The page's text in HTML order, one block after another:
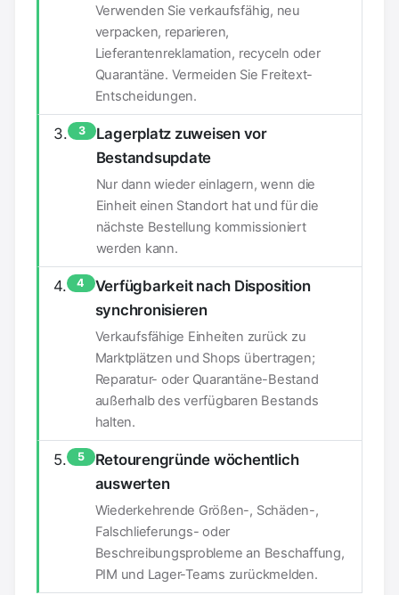
Verwenden Sie verkaufsfähig, neu
verpacken, reparieren,
Lieferantenreklamation, recyceln oder
Quarantäne. Vermeiden Sie Freitext-
Entscheidungen.
3
Lagerplatz zuweisen vor
Bestandsupdate
Nur dann wieder einlagern, wenn die
Einheit einen Standort hat und für die
nächste Bestellung kommissioniert
werden kann.
4
Verfügbarkeit nach Disposition
synchronisieren
Verkaufsfähige Einheiten zurück zu
Marktplätzen und Shops übertragen;
Reparatur- oder Quarantäne-Bestand
außerhalb des verfügbaren Bestands
halten.
5
Retourengründe wöchentlich
auswerten
Wiederkehrende Größen-, Schäden-,
Falschlieferungs- oder
Beschreibungsprobleme an Beschaffung,
PIM und Lager-Teams zurückmelden.